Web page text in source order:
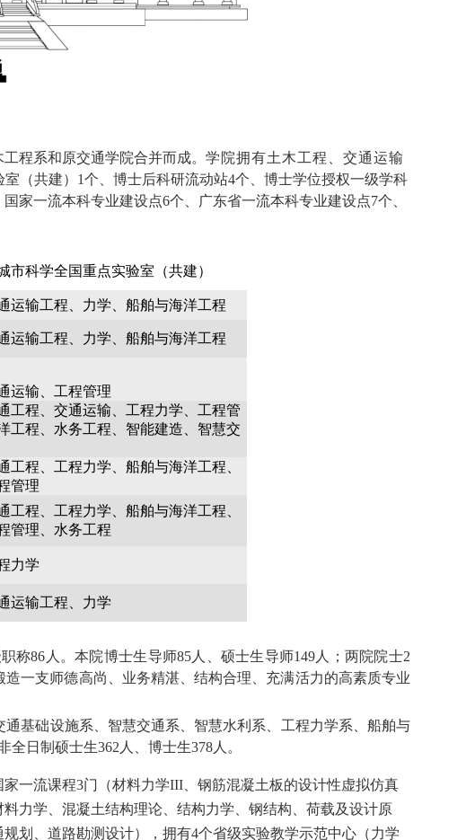
程系和原交通学院合并而成。 学院拥有土木工程、交通运输
（共建） 1个、博士后科研流动站4个、博士学位授权一级学科
家一流本科专业建设点6个、广东省一流本科专业建设点7个、
市科学全国重点实验室（共建）
运输工程、力学、船舶与海洋工程
运输工程、力学、船舶与海洋工程
运输、工程管理
工程、交通运输、工程力学、工程管
工程、水务工程、智能建造、智慧交
工程、工程力学、船舶与海洋工程、
管理
工程、工程力学、船舶与海洋工程
管理、水务工程
力学
运输工程、力学
称86人。本院博士生导师85人、硕士生导师149人；两院院士2
一支师德高尚、业务精湛、结构合理、充满活力的高素质专业
基础设施系、智慧交通系、智慧水利系、工程力学系、船舶与
日制硕士生362人、博士生378人。
家一流课程3门（材料力学III、钢筋混凝土板的设计性虚拟仿真
力学、混凝土结构理论、结构力学、钢结构、荷载及设计原
划、道路勘测设计），拥有4个省级实验教学示范中心（力学